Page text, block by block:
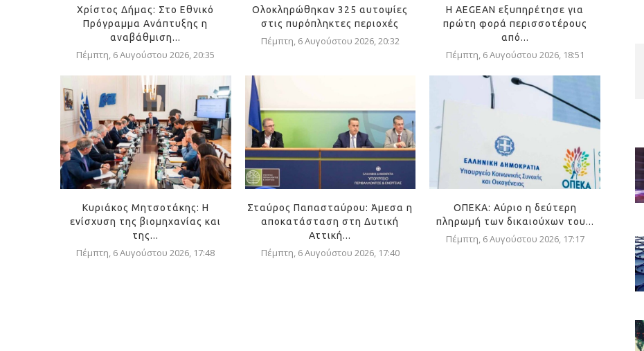
Χρίστος Δήμας: Στο Εθνικό
Πρόγραμμα Ανάπτυξης η
αναβάθμιση...
Πέμπτη, 6 Αυγούστου 2026, 20:35
Ολοκληρώθηκαν 325 αυτοψίες
στις πυρόπληκτες περιοχές
Πέμπτη, 6 Αυγούστου 2026, 20:32
Η AEGEAN εξυπηρέτησε για
πρώτη φορά περισσοτέρους
από...
Πέμπτη, 6 Αυγούστου 2026, 18:51
Κυριάκος Μητσοτάκης: Η
ενίσχυση της βιομηχανίας και
της...
Πέμπτη, 6 Αυγούστου 2026, 17:48
Σταύρος Παπασταύρου: Άμεσα η
αποκατάσταση στη Δυτική
Αττική...
Πέμπτη, 6 Αυγούστου 2026, 17:40
ΟΠΕΚΑ: Αύριο η δεύτερη
πληρωμή των δικαιούχων του...
Πέμπτη, 6 Αυγούστου 2026, 17:17